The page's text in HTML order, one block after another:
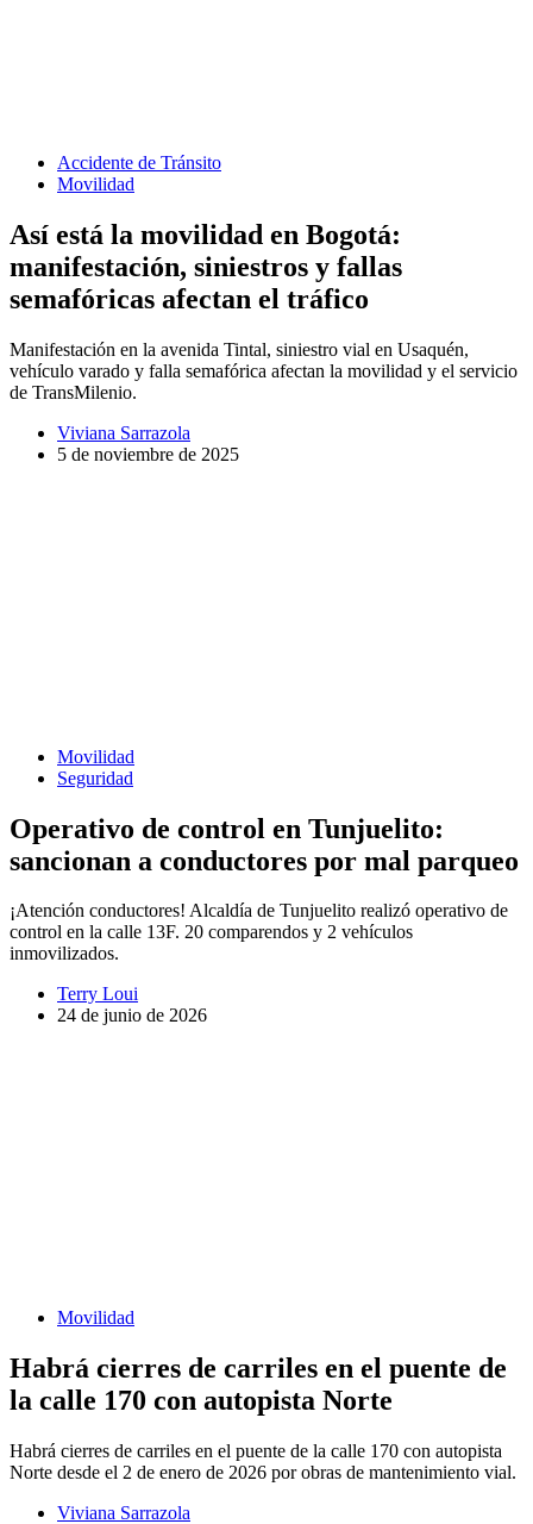
Accidente de Tránsito
Movilidad
Así está la movilidad en Bogotá:
manifestación, siniestros y fallas
semafóricas afectan el tráfico
Manifestación en la avenida Tintal, siniestro vial en Usaquén,
vehículo varado y falla semafórica afectan la movilidad y el servicio
de TransMilenio.
Viviana Sarrazola
5 de noviembre de 2025
Movilidad
Seguridad
Operativo de control en Tunjuelito:
sancionan a conductores por mal parqueo
¡Atención conductores! Alcaldía de Tunjuelito realizó operativo de
control en la calle 13F. 20 comparendos y 2 vehículos
inmovilizados.
Terry Loui
24 de junio de 2026
Movilidad
Habrá cierres de carriles en el puente de
la calle 170 con autopista Norte
Habrá cierres de carriles en el puente de la calle 170 con autopista
Norte desde el 2 de enero de 2026 por obras de mantenimiento vial.
Viviana Sarrazola